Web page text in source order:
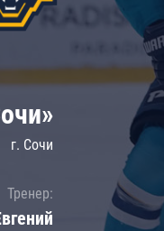
Локомотив
ЦСКА
Шанхайские Драконы
г. Сочи
Тренер: